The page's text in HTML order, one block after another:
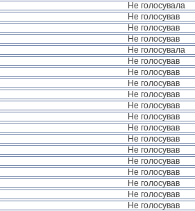
Не голосувала
Не голосував
Не голосував
Не голосував
Не голосувала
Не голосував
Не голосував
Не голосував
Не голосував
Не голосував
Не голосував
Не голосував
Не голосував
Не голосував
Не голосував
Не голосував
Не голосував
Не голосував
Не голосував